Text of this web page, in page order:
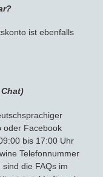
ist ebenfalls
oder Facebook
bis 17:00 Uhr
Telefonnummer
die FAQs im